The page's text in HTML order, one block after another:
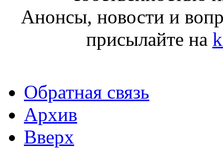
Анонсы, новости и
присылайте на
Обратная связь
Архив
Вверх